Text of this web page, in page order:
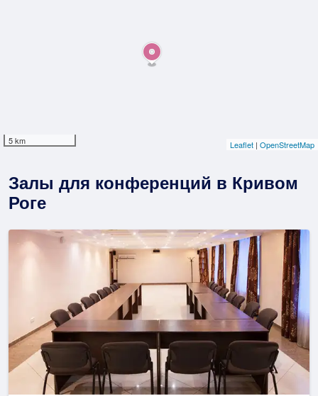
Залы для конференций в Кривом
Роге
5 km Leaflet | OpenStreetMap